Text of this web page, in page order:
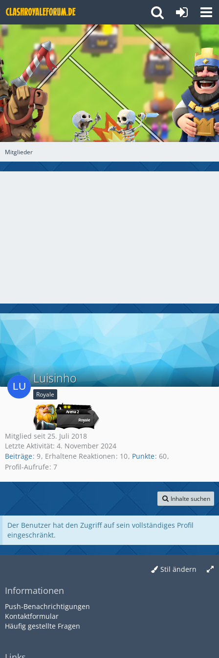
Mitglieder
Luisinho
Royale
Mitglied seit 25. Juli 2018
Letzte Aktivität: 4. November 2024
Beiträge 9 Erhaltene Reaktionen 10 Punkte 60
Profil-Aufrufe 7
Inhalte suchen
Der Benutzer hat den Zugriff auf sein vollständiges Profil
eingeschränkt.
Stil ändern
Informationen
Push-Benachrichtigungen
Kontaktformular
Häufig gestellte Fragen